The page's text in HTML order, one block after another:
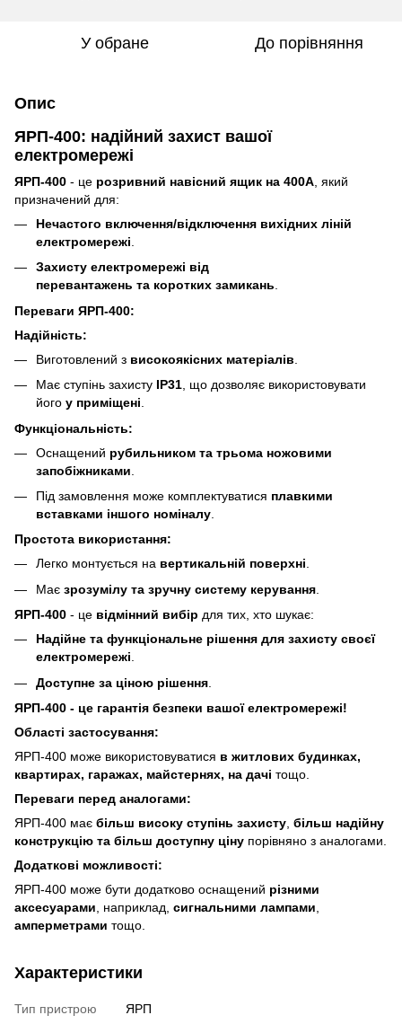
У обране До порівняння
Опис
ЯРП-400: надійний захист вашої
електромережі
ЯРП-400 - це розривний навісний ящик на 400А , який
призначений для:
Нечастого включення/відключення вихідних ліній
електромережі
Захисту електромережі від
перевантажень та коротких замикань.
Переваги ЯРП-400:
Надійність:
Виготовлений з високоякісних матеріалів
Має ступінь захисту IP31 , що дозволяє використовувати
його у приміщені
Функціональність:
Оснащений рубильником та трьома ножовими
запобіжниками
Під замовлення може комплектуватися плавкими
вставками іншого номіналу
Простота використання:
Легко монтується на вертикальній поверхні.
Має зрозумілу та зручну систему керування
ЯРП-400 - це відмінний вибір для тих, хто шукає:
Надійне та функціональне рішення для захисту своєї
електромережі
Доступне за ціною рішення
ЯРП-400 - це гарантія безпеки вашої електромережі!
Області застосування:
ЯРП-400 може використовуватися в житлових будинках,
квартирах, гаражах, майстернях, на дачі тощо.
Переваги перед аналогами:
ЯРП-400 має більш високу ступінь захисту більш надійну
конструкцію та більш доступну ціну порівняно з аналогами.
Додаткові можливості:
ЯРП-400 може бути додатково оснащений різними
аксесуарами , наприклад, сигнальними лампами
амперметрами тощо.
Характеристики
Тип пристрою
ЯРП